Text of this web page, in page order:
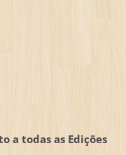
a todas as Edições